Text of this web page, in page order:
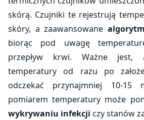
skórą. Czujniki te rejestrują
skóry, a zaawansowane
biorąc pod uwagę
przepływ krwi. Ważne jest,
temperatury od razu po
odczekać przynajmniej 10-15
pomiarem temperatury może
wykrywaniu infekcji czy stanów